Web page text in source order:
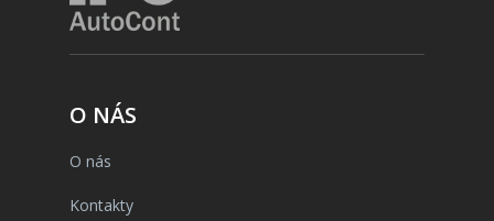
O NÁS
O nás
Kontakty